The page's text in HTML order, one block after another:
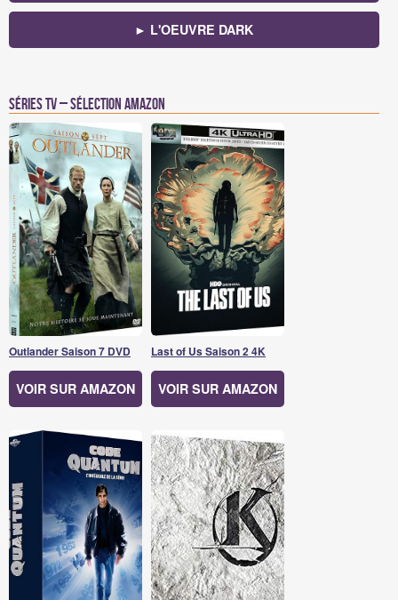
► L'OEUVRE DARK
Séries TV – Sélection Amazon
Outlander Saison 7 DVD
VOIR SUR AMAZON
Last of Us Saison 2 4K
VOIR SUR AMAZON